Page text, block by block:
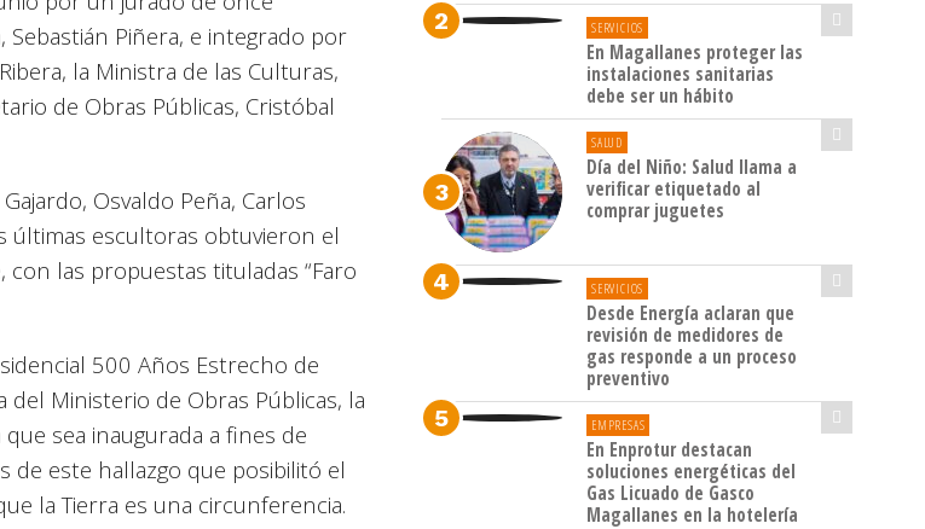
Piñera, e integrado por
la Ministra de las Culturas,
de Obras Públicas, Cristóbal
Osvaldo Peña, Carlos
últimas escultoras obtuvieron el
las propuestas tituladas “Faro
500 Años Estrecho de
Ministerio de Obras Públicas, la
sea inaugurada a fines de
de este hallazgo que posibilitó el
la Tierra es una circunferencia.
SERVICIOS
En Magallanes proteger las
instalaciones sanitarias
debe ser un hábito
SALUD
Día del Niño: Salud llama a
verificar etiquetado al
comprar juguetes
SERVICIOS
Desde Energía aclaran que
revisión de medidores de
gas responde a un proceso
preventivo
EMPRESAS
En Enprotur destacan
soluciones energéticas del
Gas Licuado de Gasco
Magallanes en la hotelería